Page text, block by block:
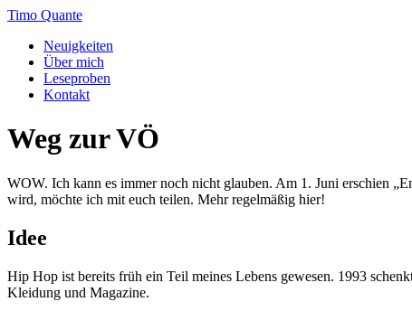
Zum
springen
Timo Quante
Neuigkeiten
Über mich
Leseproben
Kontakt
Weg zur VÖ
WOW. Ich kann es immer noch nicht glauben. Am 1. Juni erschien
wird, möchte ich mit euch teilen. Mehr regelmäßig hier!
Idee
Hip Hop ist bereits früh ein Teil meines Lebens gewesen. 1993
Kleidung und Magazine.